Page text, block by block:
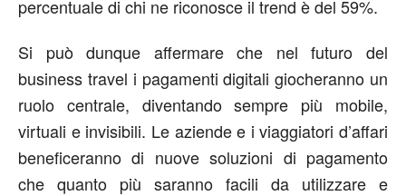
percentuale di chi ne riconosce il trend è del 59%.
Si può dunque affermare che nel futuro del
business travel i pagamenti digitali giocheranno un
ruolo centrale, diventando sempre più mobile,
virtuali e invisibili. Le aziende e i viaggiatori d’affari
beneficeranno di nuove soluzioni di pagamento
che quanto più saranno facili da utilizzare e